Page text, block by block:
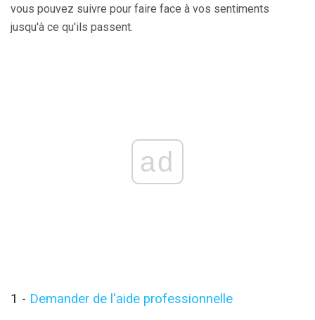
vous pouvez suivre pour faire face à vos sentiments
jusqu'à ce qu'ils passent.
ad
1 - Demander de l'aide professionnelle